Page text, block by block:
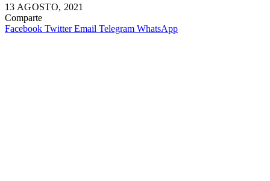
13 AGOSTO, 2021
Comparte
Facebook Twitter Email Telegram WhatsApp